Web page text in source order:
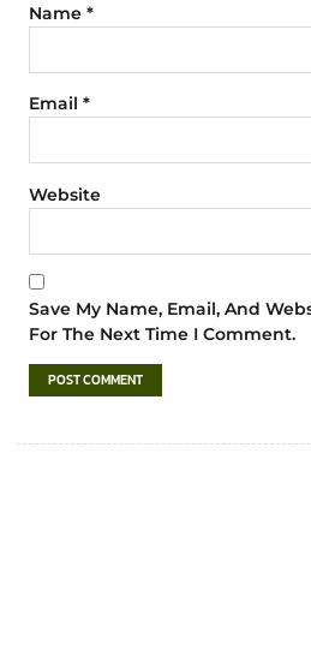
Name *
Email *
Website
Save My Name, Email, And
For The Next Time I Comment.